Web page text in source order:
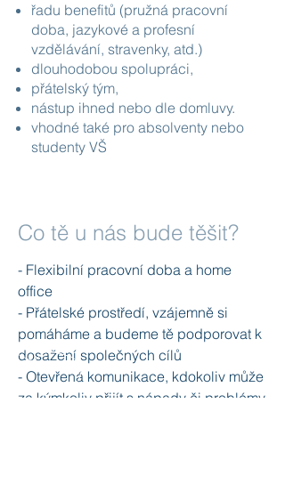
řadu benefitů (pružná pracovní
doba, jazykové a profesní
vzdělávání, stravenky, atd.)
dlouhodobou spolupráci,
přátelský tým,
nástup ihned nebo dle domluvy.
vhodné také pro absolventy nebo
studenty VŠ
Co tě u nás bude těšit?
- Flexibilní pracovní doba a home
office
- Přátelské prostředí, vzájemně si
pomáháme a budeme tě podporovat k
dosažení společných cílů
- Otevřená komunikace, kdokoliv může
za kýmkoliv přijít s nápady či problémy